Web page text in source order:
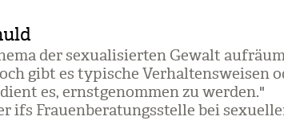
der sexua­li­sier­ten Gewalt
gibt es typi­sche Ver­hal­tens­wei­sen
es, ernst­ge­nom­men zu wer­den."
ifs Frau­en­be­ra­tungs­stelle bei